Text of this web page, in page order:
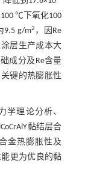
℃下氧化100
9.5 g/m2 ，因Re
层生产成本大
础成分及Re含量
键的热膨胀性
学理论分析、
黏结层合
金热膨胀性及
更为优良的黏